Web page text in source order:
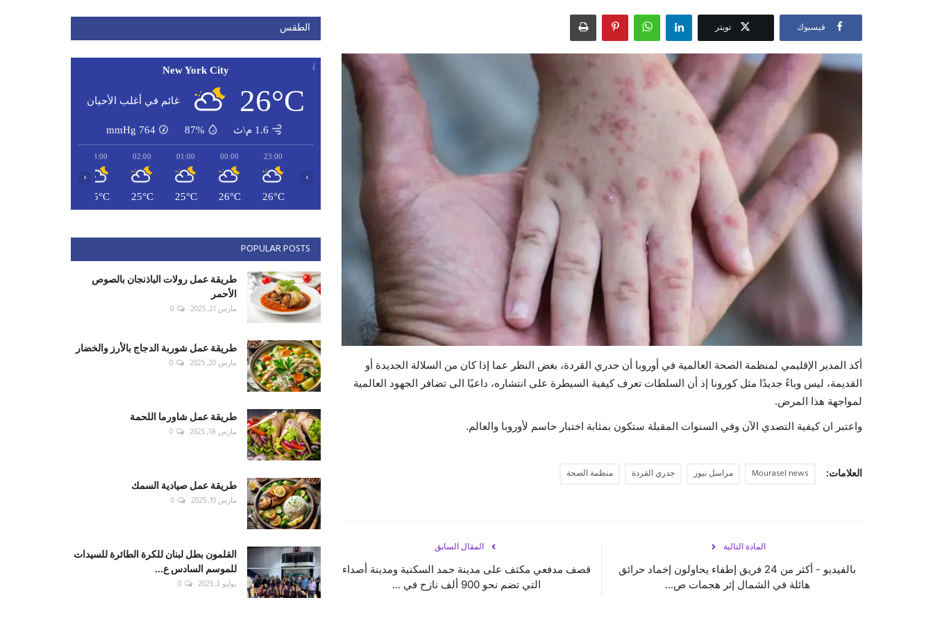
فيسبوك تويتر
أكد المدير الإقليمي لمنظمة الصحة العالمية في أوروبا أن جدري القردة، بغض النظر عما إذا كان من السلالة الجديدة أو
القديمة، ليس وباءً جديدًا مثل كورونا إذ أن السلطات تعرف كيفية السيطرة على انتشاره، داعيًا الى تضافر الجهود العالمية
لمواجهة هذا المرض.
واعتبر ان كيفية التصدي الآن وفي السنوات المقبلة ستكون بمثابة اختبار حاسم لأوروبا والعالم.
العلامات: Mourasel news مراسل نيوز جدري القردة منظمة الصحة
المقال السابق
قصف مدفعي مكثف على مدينة حمد السكنية ومدينة أصداء
التي تضم نحو 900 ألف نازح في ‎...
المادة التالية
بالفيديو - أكثر من 24 فريق إطفاء يحاولون إخماد حرائق
هائلة في الشمال إثر هجمات ص...
الطقس
New York City
26°C غائم في أغلب الأحيان
1.6 م\ث 87%
764
mmHg
23:00
26°C
00:00
26°C
01:00
25°C
02:00
25°C
03:00
25°C
‹ ›
POPULAR POSTS
طريقة عمل رولات الباذنجان بالصوص
الأحمر
مارس 21, 2025 0
طريقة عمل شوربة الدجاج بالأرز والخضار
مارس 20, 2025 0
طريقة عمل شاورما اللحمة
مارس 18, 2025 0
طريقة عمل صيادية السمك
مارس 19, 2025 0
القلمون بطل لبنان للكرة الطائرة للسيدات
للموسم السادس ع...
يوليو 3, 2025 0